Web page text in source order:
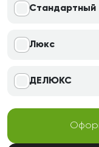
Стандартный
Люкс
ДЕЛЮКС